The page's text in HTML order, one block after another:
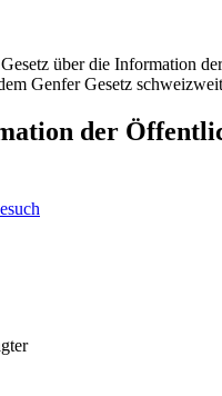
über die Information
Genfer Gesetz
der